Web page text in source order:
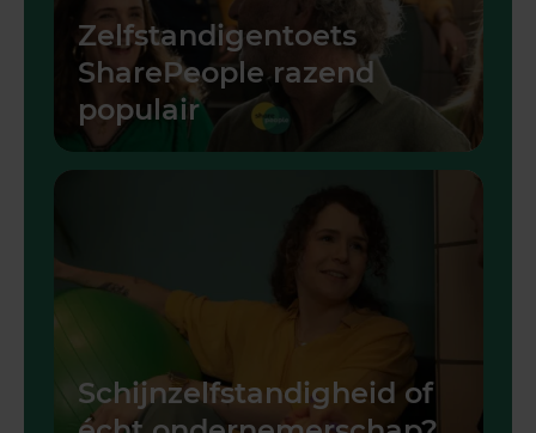
Zelfstandigentoets
SharePeople razend
populair
Schijnzelfstandigheid of